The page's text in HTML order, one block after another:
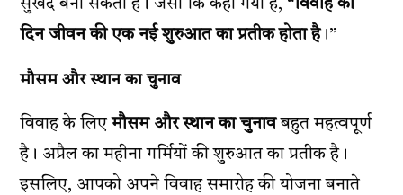
सुखद बना सकता है। जैसा कि कहा गया है, “विवाह का
दिन जीवन की एक नई शुरुआत का प्रतीक होता है।”
मौसम और स्थान का चुनाव
विवाह के लिएमौसम और स्थान का चुनावबहुत महत्वपूर्ण
है। अप्रैल का महीना गर्मियों की शुरुआत का प्रतीक है।
इसलिए, आपको अपने विवाह समारोह की योजना बनाते